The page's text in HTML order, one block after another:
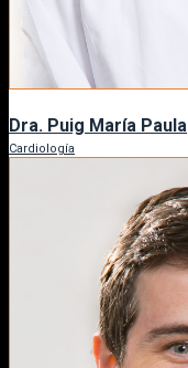
Dra. Puig María Paula
Cardiología